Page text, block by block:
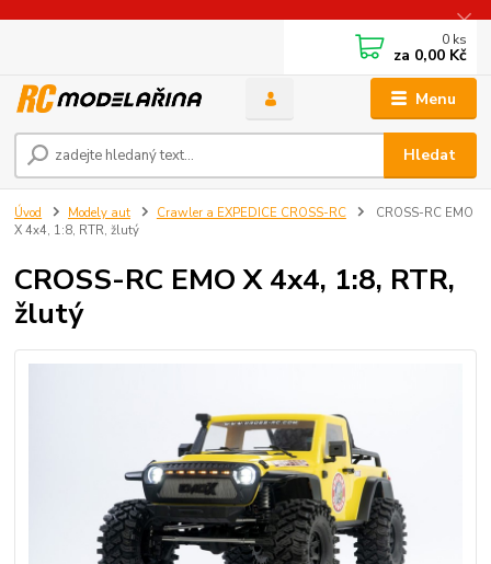
Menu
Hledat
0 ks
za 0,00 Kč
Úvod Modely aut Crawler a EXPEDICE CROSS-RC
CROSS-​RC EMO
X 4x4, 1:8, RTR, žlutý
CROSS-​RC EMO X 4x4, 1:8, RTR,
žlutý